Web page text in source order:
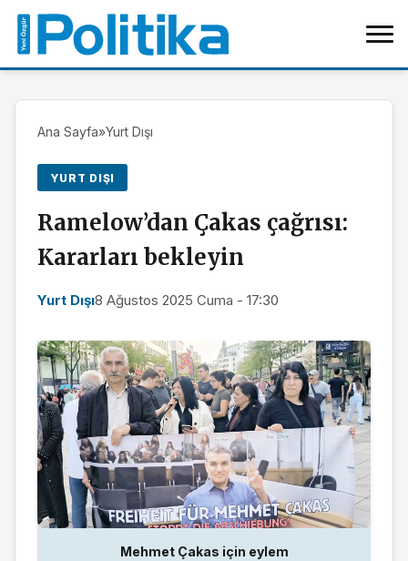
Ana Sayfa»Yurt Dışı
YURT DIŞI
Ramelow’dan Çakas çağrısı:
Kararları bekleyin
Yurt Dışı8 Ağustos 2025 Cuma - 17:30
Mehmet Çakas için eylem